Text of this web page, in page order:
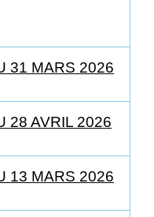
31 MARS 2026
28 AVRIL 2026
13 MARS 2026